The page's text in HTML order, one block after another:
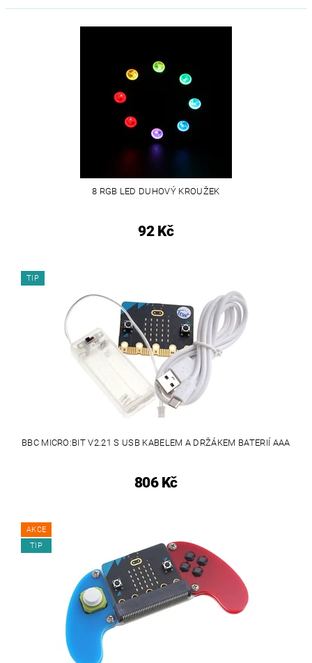
8 RGB LED DUHOVÝ KROUŽEK
92 Kč
TIP
BBC MICRO:BIT V2.21 S USB KABELEM A DRŽÁKEM BATERIÍ AAA
806 Kč
AKCE
TIP